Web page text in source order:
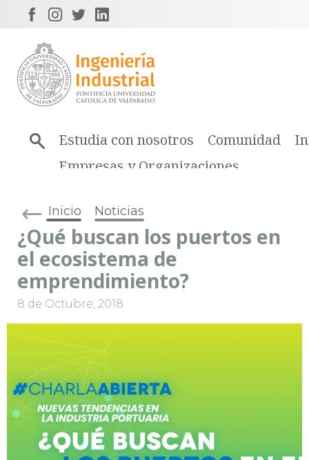
Estudia con nosotros Comunidad
Empresas y Organizaciones
Inicio Noticias
¿Qué buscan los puertos en
el ecosistema de
emprendimiento?
8 de Octubre, 2018